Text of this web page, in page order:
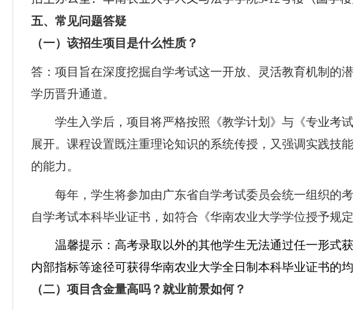
五、常见问题答疑
（一）该招生项目是什么性质？
答：项目旨在深度挖掘自学考试这一开放、灵活教育机制的
学历晋升通道。
学生入学后，项目将严格按照《教学计划》与《专业考
展开。课程设置既注重理论知识的系统传授，又强调实践技
的能力。
每年，学生将参加由广东省自学考试委员会统一组织的
自学考试本科毕业证书，如符合《华南农业大学学位授予规
温馨提示：高考录取以外的其他学生无法通过任一形式
内部指标等途径可获得华南农业大学全日制本科毕业证书的
（二）项目含金量高吗？就业前景如何？